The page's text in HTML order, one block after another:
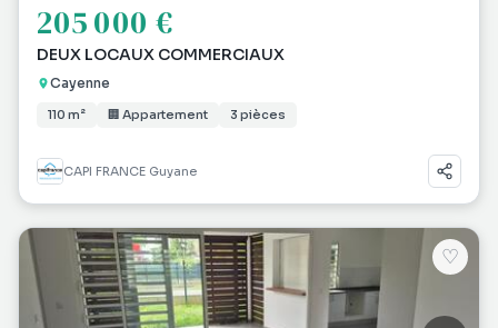
205 000 €
DEUX LOCAUX COMMERCIAUX
Cayenne
110 m² 🏢 Appartement 3 pièces
CAPI FRANCE Guyane
♡